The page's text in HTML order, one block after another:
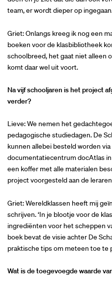
team, er wordt dieper op
Griet: Onlangs kreeg ik nog een
boeken voor de klasbibliotheek
schoolbreed, het gaat niet alleen
komt daar wel uit voort.
Na vijf schooljaren is het project
verder?
Lieve: We nemen het
pedagogische studiedagen. De
kunnen allebei besteld worden
documentatiecentrum docAtlas
een koffer met alle materialen
project voorgesteld aan de
Griet: Wereldklassen heeft mij
schrijven. ‘In je blootje voor de
ingrediënten voor het scheppen
boek bevat de visie achter De
praktische tips om meteen toe te
Wat is de toegevoegde waarde